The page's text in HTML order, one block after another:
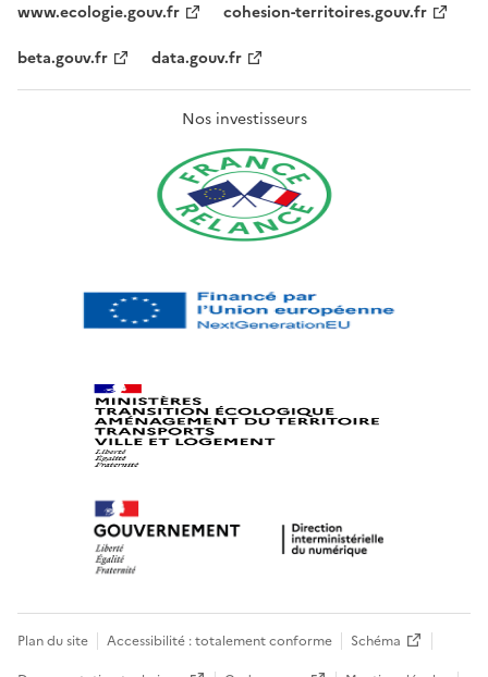
www.ecologie.gouv.fr
cohesion-territoires.gouv.fr
beta.gouv.fr
data.gouv.fr
Nos investisseurs
Plan du site Accessibilité : totalement conforme
Schéma